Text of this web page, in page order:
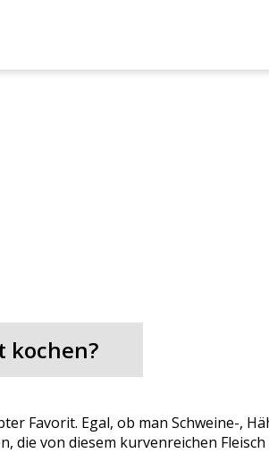
kochen?
Favorit. Egal, ob man Schweine-,
die von diesem kurvenreichen